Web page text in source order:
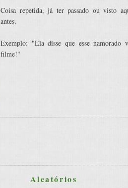
Coisa repetida, já ter passado ou visto
antes.
Exemplo: "Ela disse que esse namorado
filme!"
Aleatórios